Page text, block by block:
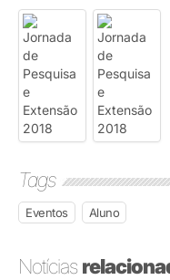
Tags
Eventos Aluno
Notícias